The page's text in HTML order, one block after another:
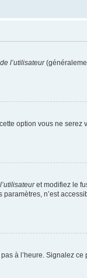
l’utilisateur
option vous ne
et modifiez le
n’est
à l’heure. Signalez